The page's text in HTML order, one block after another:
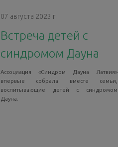
07 августа 2023 г.
Встреча детей с
синдромом Дауна
Ассоциация «Синдром Дауна Латвия»
впервые собрала вместе семьи,
воспитывающие детей с синдромом
Дауна.